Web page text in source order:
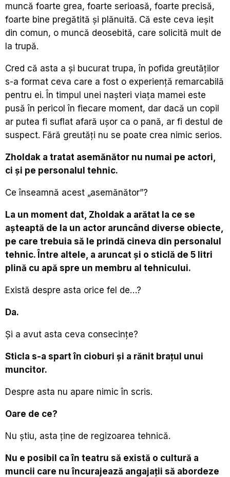
muncă foarte grea, foarte serioasă, foarte precisă,
foarte bine pregătită și plănuită. Că este ceva ieșit
din comun, o muncă deosebită, care solicită mult de
la trupă.
Cred că asta a și bucurat trupa, în pofida greutăților
s-a format ceva care a fost o experiență remarcabilă
pentru ei. În timpul unei nașteri viața mamei este
pusă în pericol în fiecare moment, dar dacă un copil
ar putea fi suflat afară ușor ca o pană, ar fi destul de
suspect. Fără greutăți nu se poate crea nimic serios.
Zholdak a tratat asemănător nu numai pe actori,
ci și pe personalul tehnic.
Ce înseamnă acest „asemănător”?
La un moment dat, Zholdak a arătat la ce se
așteaptă de la un actor aruncând diverse obiecte,
pe care trebuia să le prindă cineva din personalul
tehnic. Între altele, a aruncat și o sticlă de 5 litri
plină cu apă spre un membru al tehnicului.
Există despre asta orice fel de…?
Da.
Și a avut asta ceva consecințe?
Sticla s-a spart în cioburi și a rănit brațul unui
muncitor.
Despre asta nu apare nimic în scris.
Oare de ce?
Nu știu, asta ține de regizoarea tehnică.
Nu e posibil ca în teatru să există o cultură a
muncii care nu încurajează angajații să abordeze